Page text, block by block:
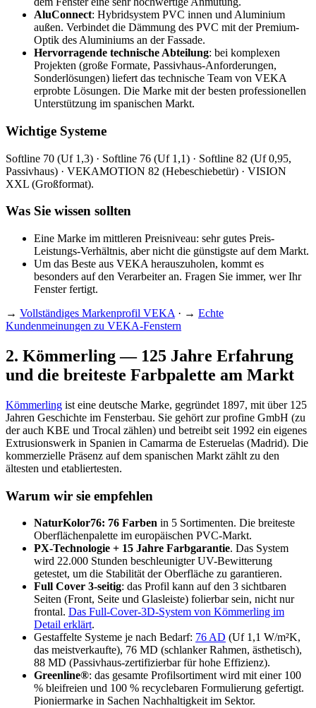
AluConnect: Hybridsystem PVC innen und Aluminium
außen. Verbindet die Dämmung des PVC mit der Premium-
Optik des Aluminiums an der Fassade.
Hervorragende technische Abteilung: bei komplexen
Projekten (große Formate, Passivhaus-Anforderungen,
Sonderlösungen) liefert das technische Team von VEKA
erprobte Lösungen. Die Marke mit der besten professionellen
Unterstützung im spanischen Markt.
Wichtige Systeme
Softline 70 (Uf 1,3) · Softline 76 (Uf 1,1) · Softline 82 (Uf 0,95,
Passivhaus) · VEKAMOTION 82 (Hebeschiebetür) · VISION
XXL (Großformat).
Was Sie wissen sollten
Eine Marke im mittleren Preisniveau: sehr gutes Preis-
Leistungs-Verhältnis, aber nicht die günstigste auf dem Markt.
Um das Beste aus VEKA herauszuholen, kommt es
besonders auf den Verarbeiter an. Fragen Sie immer, wer Ihr
Fenster fertigt.
→ Vollständiges Markenprofil VEKA · → Echte
Kundenmeinungen zu VEKA-Fenstern
2. Kömmerling — 125 Jahre Erfahrung
und die breiteste Farbpalette am Markt
Kömmerling ist eine deutsche Marke, gegründet 1897, mit über 125
Jahren Geschichte im Fensterbau. Sie gehört zur profine GmbH (zu
der auch KBE und Trocal zählen) und betreibt seit 1992 ein eigenes
Extrusionswerk in Spanien in Camarma de Esteruelas (Madrid). Die
kommerzielle Präsenz auf dem spanischen Markt zählt zu den
ältesten und etabliertesten.
Warum wir sie empfehlen
NaturKolor76: 76 Farben in 5 Sortimenten. Die breiteste
Oberflächenpalette im europäischen PVC-Markt.
PX-Technologie + 15 Jahre Farbgarantie. Das System
wird 22.000 Stunden beschleunigter UV-Bewitterung
getestet, um die Stabilität der Oberfläche zu garantieren.
Full Cover 3-seitig: das Profil kann auf den 3 sichtbaren
Seiten (Front, Seite und Glasleiste) folierbar sein, nicht nur
frontal. Das Full-Cover-3D-System von Kömmerling im
Detail erklärt.
Gestaffelte Systeme je nach Bedarf: 76 AD (Uf 1,1 W/m²K,
das meistverkaufte), 76 MD (schlanker Rahmen, ästhetisch),
88 MD (Passivhaus-zertifizierbar für hohe Effizienz).
Greenline®: das gesamte Profilsortiment wird mit einer 100
% bleifreien und 100 % recyclebaren Formulierung gefertigt.
Pioniermarke in Sachen Nachhaltigkeit im Sektor.